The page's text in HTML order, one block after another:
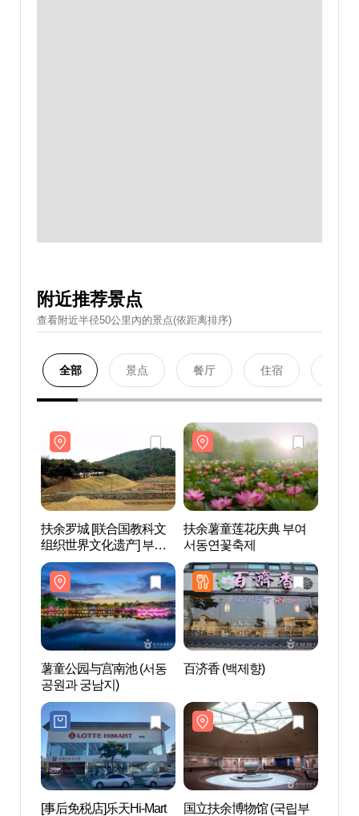
附近推荐景点
查看附近半径50公里內的景点(依距离排序)
全部 景点 餐厅 住宿
扶余罗城 [联合国教科文
组织世界文化遗产] 부여
나성 [유네스코 세계문화
유산]
扶余薯童莲花庆典 부여
서동연꽃축제
薯童公园与宫南池 (서동
공원과 궁남지)
百济香 (백제향)
[事后免税店]乐天Hi-Mart
国立扶余博物馆 (국립부